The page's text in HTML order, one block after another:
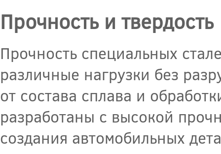
Прочность и твердость
Прочность специальных
различные нагрузки без
от состава сплава и
разработаны с высокой
создания автомобильных